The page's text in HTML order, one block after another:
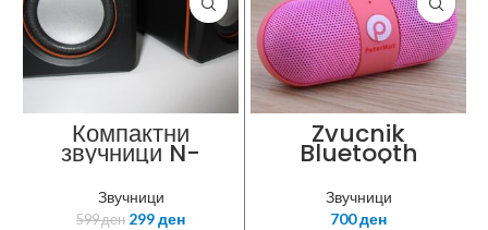
Компактни
звучници N-
SOUND CUBE 1,
USB, RMS 2x5W
Звучници
599ден 299ден
Zvucnik
Bluetooth
BTS07/LB
Звучници
700ден